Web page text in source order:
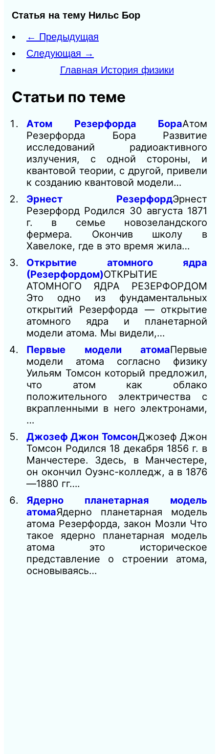
Статья на тему Нильс Бор
← Предыдущая
Следующая →
Главная История физики
Статьи по теме
Атом Резерфорда БораАтом
Резерфорда Бора Развитие
исследований радиоактивного
излучения, с одной стороны, и
квантовой теории, с другой, привели
к созданию квантовой модели…
Эрнест РезерфордЭрнест
Резерфорд Родился 30 августа 1871
г. в семье новозеландского
фермера. Окончив школу в
Хавелоке, где в это время жила…
Открытие атомного ядра
(Резерфордом)ОТКРЫТИЕ
АТОМНОГО ЯДРА РЕЗЕРФОРДОМ
Это одно из фундаментальных
открытий Резерфорда — открытие
атомного ядра и планетарной
модели атома. Мы видели,…
Первые модели атомаПервые
модели атома согласно физику
Уильям Томсон который предложил,
что атом как облако
положительного электричества с
вкрапленными в него электронами,
…
Джозеф Джон ТомсонДжозеф Джон
Томсон Родился 18 декабря 1856 г. в
Манчестере. Здесь, в Манчестере,
он окончил Оуэнс-колледж, а в 1876
—1880 гг….
Ядерно планетарная модель
атомаЯдерно планетарная модель
атома Резерфорда, закон Мозли Что
такое ядерно планетарная модель
атома это историческое
представление о строении атома,
основываясь…